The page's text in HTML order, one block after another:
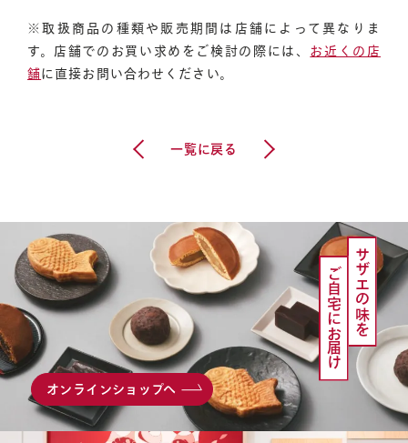
※取扱商品の種類や販売期間は店舗によって異なりま
す。店舗でのお買い求めをご検討の際には、 お近くの店
舗に直接お問い合わせください。
一覧に戻る
サザエの味を
ご自宅にお届け
オンラインショップへ